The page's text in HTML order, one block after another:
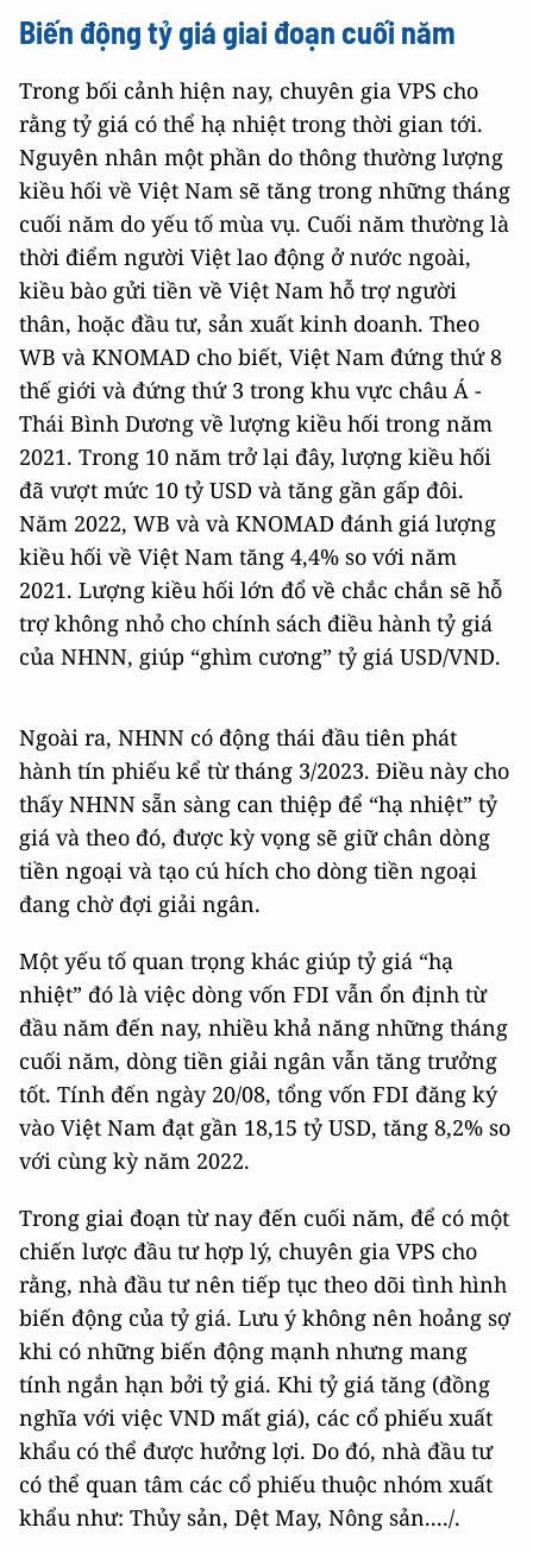
Biến động tỷ giá giai đoạn cuối năm
Trong bối cảnh hiện nay, chuyên gia VPS cho
rằng tỷ giá có thể hạ nhiệt trong thời gian tới.
Nguyên nhân một phần do thông thường lượng
kiều hối về Việt Nam sẽ tăng trong những tháng
cuối năm do yếu tố mùa vụ. Cuối năm thường là
thời điểm người Việt lao động ở nước ngoài,
kiều bào gửi tiền về Việt Nam hỗ trợ người
thân, hoặc đầu tư, sản xuất kinh doanh. Theo
WB và KNOMAD cho biết, Việt Nam đứng thứ 8
thế giới và đứng thứ 3 trong khu vực châu Á -
Thái Bình Dương về lượng kiều hối trong năm
2021. Trong 10 năm trở lại đây, lượng kiều hối
đã vượt mức 10 tỷ USD và tăng gần gấp đôi.
Năm 2022, WB và và KNOMAD đánh giá lượng
kiều hối về Việt Nam tăng 4,4% so với năm
2021. Lượng kiều hối lớn đổ về chắc chắn sẽ hỗ
trợ không nhỏ cho chính sách điều hành tỷ giá
của NHNN, giúp “ghìm cương” tỷ giá USD/VND.
Ngoài ra, NHNN có động thái đầu tiên phát
hành tín phiếu kể từ tháng 3/2023. Điều này cho
thấy NHNN sẵn sàng can thiệp để “hạ nhiệt” tỷ
giá và theo đó, được kỳ vọng sẽ giữ chân dòng
tiền ngoại và tạo cú hích cho dòng tiền ngoại
đang chờ đợi giải ngân.
Một yếu tố quan trọng khác giúp tỷ giá “hạ
nhiệt” đó là việc dòng vốn FDI vẫn ổn định từ
đầu năm đến nay, nhiều khả năng những tháng
cuối năm, dòng tiền giải ngân vẫn tăng trưởng
tốt. Tính đến ngày 20/08, tổng vốn FDI đăng ký
vào Việt Nam đạt gần 18,15 tỷ USD, tăng 8,2% so
với cùng kỳ năm 2022.
Trong giai đoạn từ nay đến cuối năm, để có một
chiến lược đầu tư hợp lý, chuyên gia VPS cho
rằng, nhà đầu tư nên tiếp tục theo dõi tình hình
biến động của tỷ giá. Lưu ý không nên hoảng sợ
khi có những biến động mạnh nhưng mang
tính ngắn hạn bởi tỷ giá. Khi tỷ giá tăng (đồng
nghĩa với việc VND mất giá), các cổ phiếu xuất
khẩu có thể được hưởng lợi. Do đó, nhà đầu tư
có thể quan tâm các cổ phiếu thuộc nhóm xuất
khẩu như: Thủy sản, Dệt May, Nông sản..../.